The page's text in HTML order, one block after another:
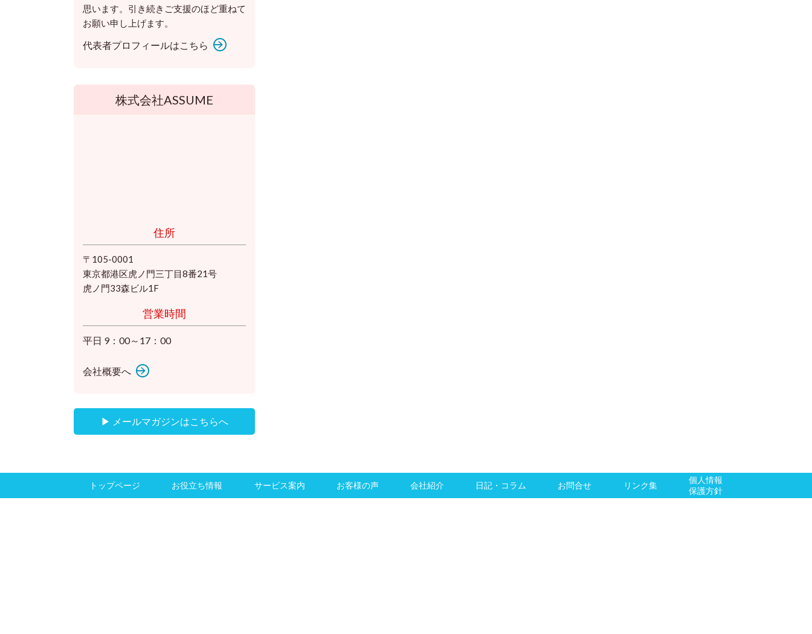
思います。引き続きご支援のほど重ねて
お願い申し上げます。
代表者プロフィールはこちら
株式会社ASSUME
住所
〒105-0001
東京都港区虎ノ門三丁目8番21号
虎ノ門33森ビル1F
営業時間
平日 9：00～17：00
会社概要へ
▶ メールマガジンはこちらへ
トップページ お役立ち情報 サービス案内 お客様の声 会社紹介 日記・コラム お問合せ リンク集
個人情報
保護方針